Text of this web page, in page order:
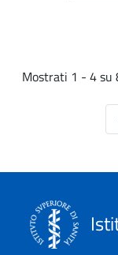
Mostrati 1 - 4 su